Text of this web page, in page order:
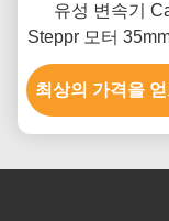
유성 변속기
Steppr 모터
14 감속기 비율
스테퍼 모
최상의 가격을